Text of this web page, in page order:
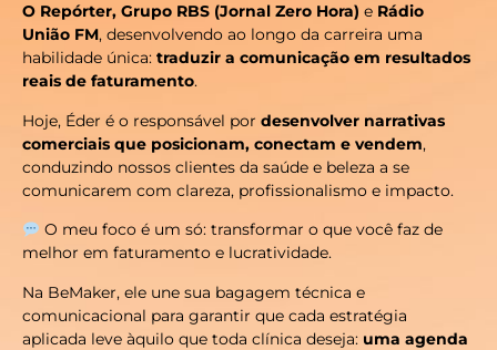
O Repórter, Grupo RBS (Jornal Zero Hora) e Rádio
União FM, desenvolvendo ao longo da carreira uma
habilidade única: traduzir a comunicação em resultados
reais de faturamento.
Hoje, Éder é o responsável por desenvolver narrativas
comerciais que posicionam, conectam e vendem,
conduzindo nossos clientes da saúde e beleza a se
comunicarem com clareza, profissionalismo e impacto.
O meu foco é um só: transformar o que você faz de
melhor em faturamento e lucratividade.
Na BeMaker, ele une sua bagagem técnica e
comunicacional para garantir que cada estratégia
aplicada leve àquilo que toda clínica deseja: uma agenda